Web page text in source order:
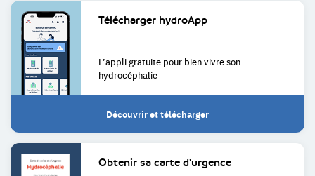
Liens
utiles
Télécharger hydroApp
L’appli gratuite pour bienvivre son
hydrocéphalie
Découvrir et télécharger
Obtenir sa carte d'urgence